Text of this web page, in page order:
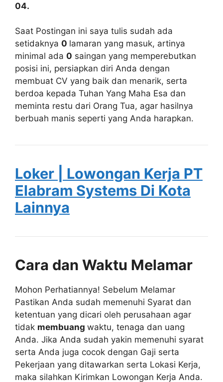
04.
Saat Postingan ini saya tulis sudah ada
setidaknya 0 lamaran yang masuk, artinya
minimal ada 0 saingan yang memperebutkan
posisi ini, persiapkan diri Anda dengan
membuat CV yang baik dan menarik, serta
berdoa kepada Tuhan Yang Maha Esa dan
meminta restu dari Orang Tua, agar hasilnya
berbuah manis seperti yang Anda harapkan.
Loker | Lowongan Kerja PT
Elabram Systems Di Kota
Lainnya
Cara dan Waktu Melamar
Mohon Perhatiannya! Sebelum Melamar
Pastikan Anda sudah memenuhi Syarat dan
ketentuan yang dicari oleh perusahaan agar
tidak membuang waktu, tenaga dan uang
Anda. Jika Anda sudah yakin memenuhi syarat
serta Anda juga cocok dengan Gaji serta
Pekerjaan yang ditawarkan serta Lokasi Kerja,
maka silahkan Kirimkan Lowongan Kerja Anda.